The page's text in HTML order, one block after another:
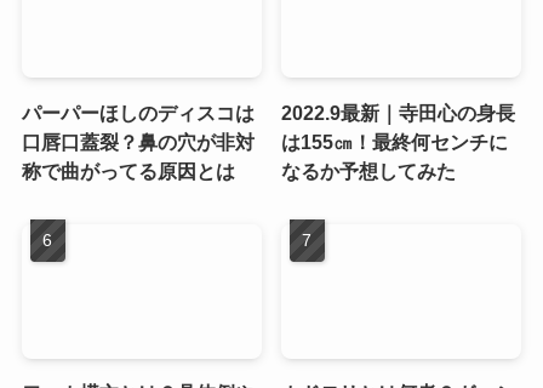
パーパーほしのディスコは
口唇口蓋裂？鼻の穴が非対
称で曲がってる原因とは
2022.9最新｜寺田心の身長
は155㎝！最終何センチに
なるか予想してみた